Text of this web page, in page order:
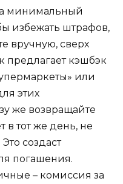
минимальный
избежать штрафов,
вручную, сверх
предлагает кэшбэк
или
этих
же возвращайте
в тот же день, не
создаст
погашения.
– комиссия за